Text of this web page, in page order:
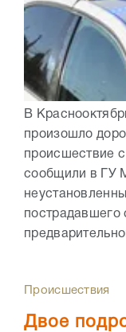
В
произошло
происшествие
сообщили в ГУ
Происшествия
Двое